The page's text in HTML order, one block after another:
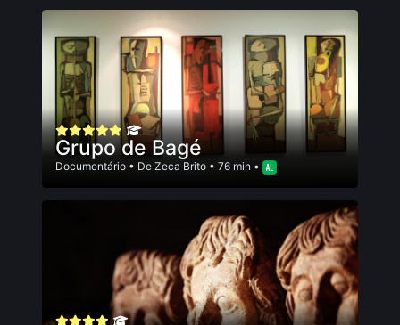
Grupo de Bagé
Documentário • De Zeca Brito • 76 min •